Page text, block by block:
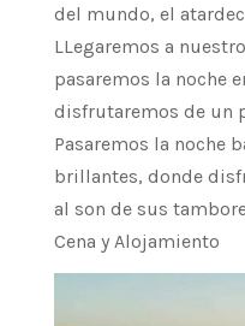
del mundo, el
LLegaremos a
pasaremos la noche
disfrutaremos de un
Pasaremos la noche
brillantes, donde
al son de sus
Cena y Alojamiento